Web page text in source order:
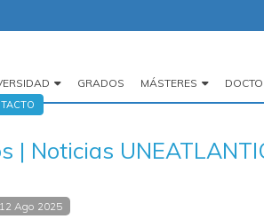
GRADOS MÁSTERES
| Noticias
12 Ago 2025